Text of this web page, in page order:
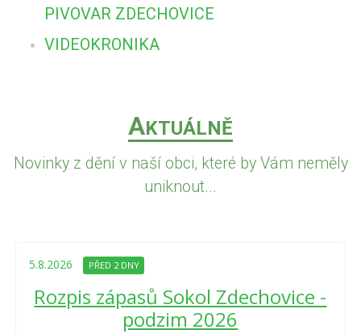
PIVOVAR ZDECHOVICE
VIDEOKRONIKA
AKTUÁLNĚ
Novinky z dění v naší obci, které by Vám neměly
uniknout...
5.8.2026 PŘED 2 DNY
Rozpis zápasů Sokol Zdechovice -
podzim 2026